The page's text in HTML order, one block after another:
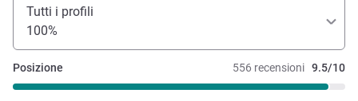
Tutti i profili
100%
556 recensioni 9.5/10
Posizione